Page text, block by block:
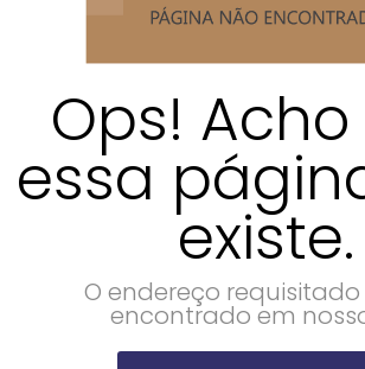
Ops!
essa
existe.
O endereço
encontrado em